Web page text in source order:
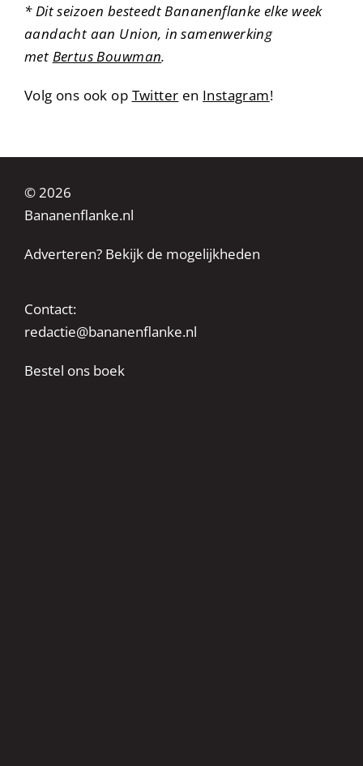
* Dit seizoen besteedt Bananenflanke elke week
aandacht aan Union, in samenwerking
met Bertus Bouwman.
Volg ons ook op Twitter en Instagram!
© 2026
Bananenflanke.nl
Adverteren? Bekijk de mogelijkheden
Contact:
redactie@bananenflanke.nl
Bestel ons boek